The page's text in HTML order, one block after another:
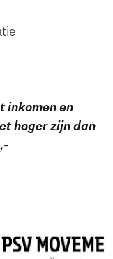
inkomen en
hoger zijn dan